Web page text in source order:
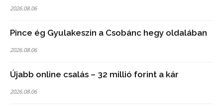
2026.08.06
Pince ég Gyulakeszin a Csobánc hegy oldalában
2026.08.06
Újabb online csalás – 32 millió forint a kár
2026.08.06